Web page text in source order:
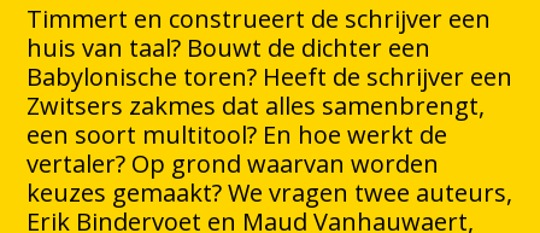
Timmert en construeert de schrijver een
huis van taal? Bouwt de dichter een
Babylonische toren? Heeft de schrijver een
Zwitsers zakmes dat alles samenbrengt,
een soort multitool? En hoe werkt de
vertaler? Op grond waarvan worden
keuzes gemaakt? We vragen twee auteurs,
Erik Bindervoet en Maud Vanhauwaert,